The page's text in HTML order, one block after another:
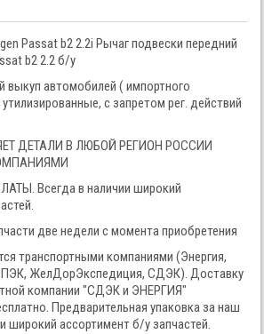
Passat b2 2.2i Рычаг подвески передний
b2 2.2 б/у
автомобилей ( импортного
с запретом рег. действий
ДЕТАЛИ В ЛЮБОЙ РЕГИОН РОССИИ
Всегда в наличии широкий
две недели с момента приобретения
транспортными компаниями (Энергия,
ЖелДорЭкспедиция, СДЭК). Доставку
компании "СДЭК и ЭНЕРГИЯ"
Предварительная упаковка за наш
широкий ассортимент б/у запчастей.